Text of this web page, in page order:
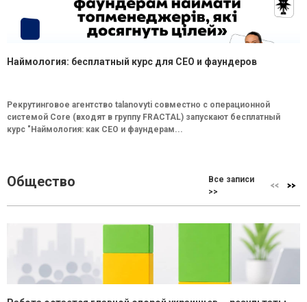
Наймология: бесплатный курс для CEO и фаундеров
Рекрутинговое агентство talanovyti совместно с операционной
системой Core (входят в группу FRACTAL) запускают бесплатный
курс "Наймология: как СEO и фаундерам...
Общество
Все записи
>>